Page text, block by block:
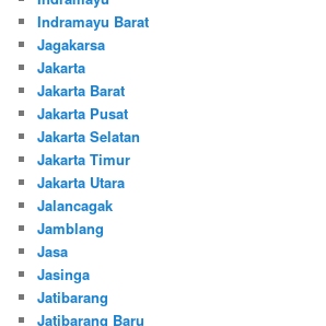
Indramayu Barat
Jagakarsa
Jakarta
Jakarta Barat
Jakarta Pusat
Jakarta Selatan
Jakarta Timur
Jakarta Utara
Jalancagak
Jamblang
Jasa
Jasinga
Jatibarang
Jatibarang Baru